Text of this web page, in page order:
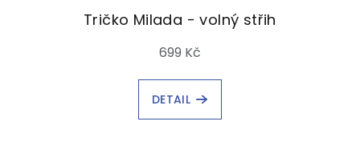
Tričko Milada - volný střih
699 Kč
DETAIL